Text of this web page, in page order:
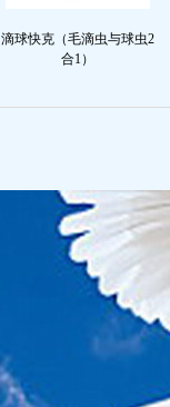
滴球快克（毛滴虫与球虫2
合1）